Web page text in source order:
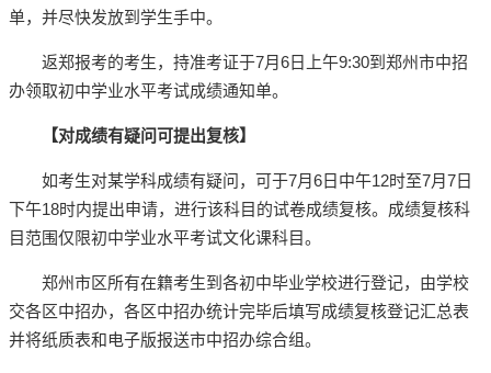
单，并尽快发放到学生手中。
返郑报考的考生，持准考证于7月6日上午9:30到郑州市中招
办领取初中学业水平考试成绩通知单。
【对成绩有疑问可提出复核】
如考生对某学科成绩有疑问，可于7月6日中午12时至7月7日
下午18时内提出申请，进行该科目的试卷成绩复核。成绩复核科
目范围仅限初中学业水平考试文化课科目。
郑州市区所有在籍考生到各初中毕业学校进行登记，由学校
交各区中招办，各区中招办统计完毕后填写成绩复核登记汇总表
并将纸质表和电子版报送市中招办综合组。